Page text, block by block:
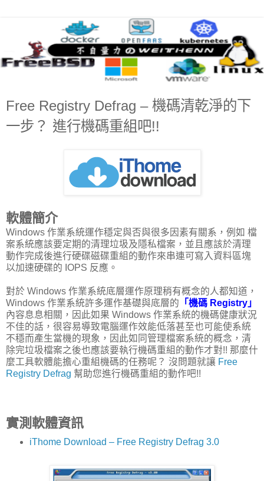
Free Registry Defrag – 機碼清乾淨的下
一步？ 進行機碼重組吧!!
軟體簡介
Windows 作業系統運作穩定與否與很多因素有關系，例如 檔
案系統應該要定期的清理垃圾及隱私檔案，並且應該於清理
動作完成後進行硬碟磁碟重組的動作來串連可寫入資料區塊
以加速硬碟的 IOPS 反應。
對於 Windows 作業系統底層運作原理稍有概念的人都知道，
Windows 作業系統許多運作基礎與底層的 「機碼 Registry」
內容息息相關，因此如果 Windows 作業系統的機碼健康狀況
不佳的話，很容易導致電腦運作效能低落甚至也可能使系統
不穩而產生當機的現象，因此如同管理檔案系統的概念，清
除完垃圾檔案之後也應該要執行機碼重組的動作才對!! 那麼什
麼工具軟體能擔心重組機碼的任務呢？ 沒問題就讓 Free
Registry Defrag 幫助您進行機碼重組的動作吧!!
實測軟體資訊
iThome Download – Free Registry Defrag 3.0